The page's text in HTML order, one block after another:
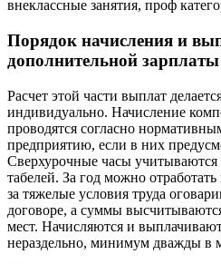
внеклассные занятия, проф
Порядок начисления и
дополнительной зарплаты
Расчет этой части выплат
индивидуально. Начисление
проводятся согласно
предприятию, если в них
Сверхурочные часы
табелей. За год можно
за тяжелые условия труда
договоре, а суммы
мест. Начисляются и
нераздельно, минимум дважды в